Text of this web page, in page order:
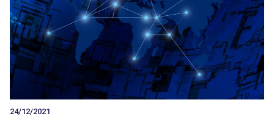
24/12/2021